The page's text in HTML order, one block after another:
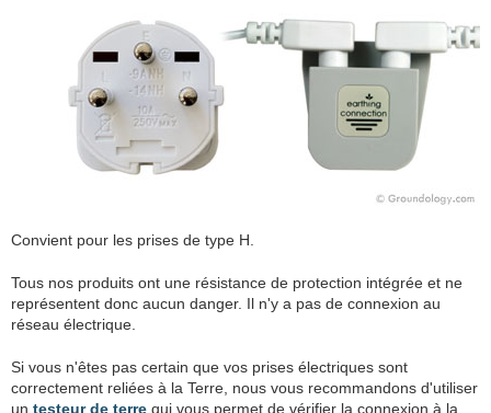
Convient pour les prises de type H.
Tous nos produits ont une résistance de protection intégrée et ne
représentent donc aucun danger. Il n'y a pas de connexion au
réseau électrique.
Si vous n'êtes pas certain que vos prises électriques sont
correctement reliées à la Terre, nous vous recommandons d'utiliser
un testeur de terre qui vous permet de vérifier la connexion à la